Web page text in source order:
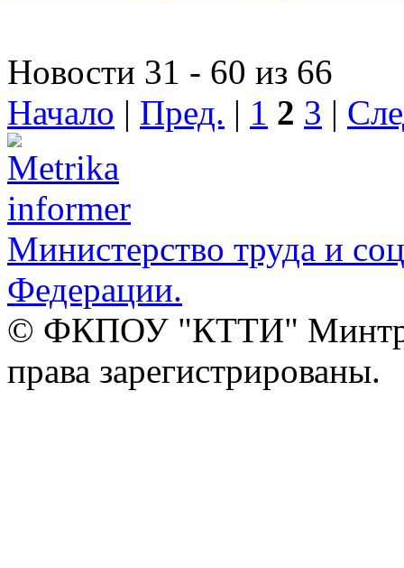
Новости 31 - 60 из 66
Начало | Пред. | 1 2 3 |
Министерство труда и
Федерации.
© ФКПОУ "КТТИ"
права зарегистрированы.